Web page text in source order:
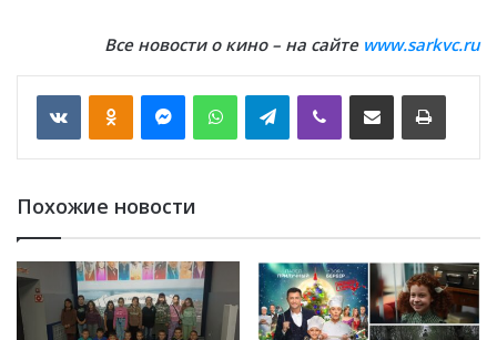
Все новости о кино – на сайте www.sarkvc.ru
VKontakte WhatsApp Telegram
Похожие новости